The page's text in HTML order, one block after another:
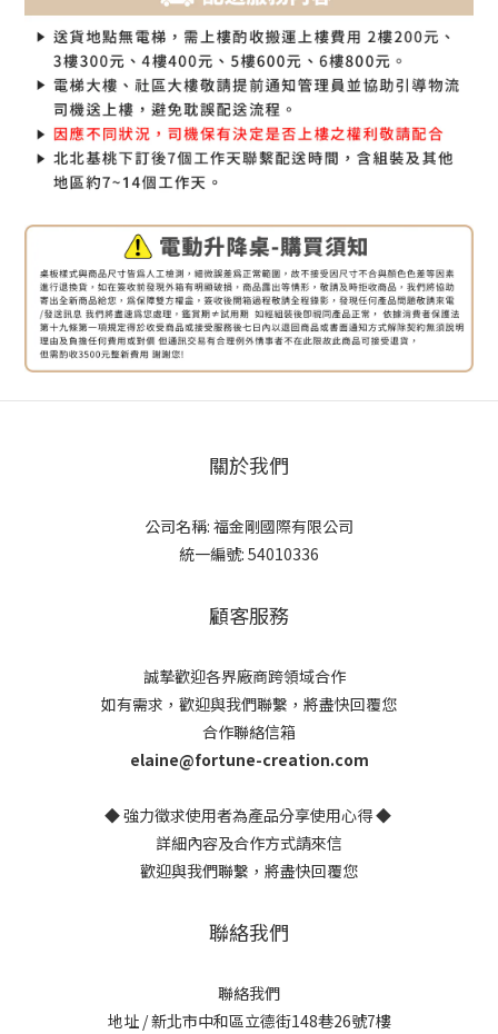
關於我們
公司名稱: 福金剛國際有限公司
統一編號: 54010336
顧客服務
誠摯歡迎各界廠商跨領域合作
如有需求，歡迎與我們聯繫，將盡快回覆您
合作聯絡信箱
elaine@fortune-creation.com
◆ 強力徵求使用者為產品分享使用心得 ◆
詳細內容及合作方式請來信
歡迎與我們聯繫，將盡快回覆您
聯絡我們
聯絡我們
地址 / 新北市中和區立德街148巷26號7樓